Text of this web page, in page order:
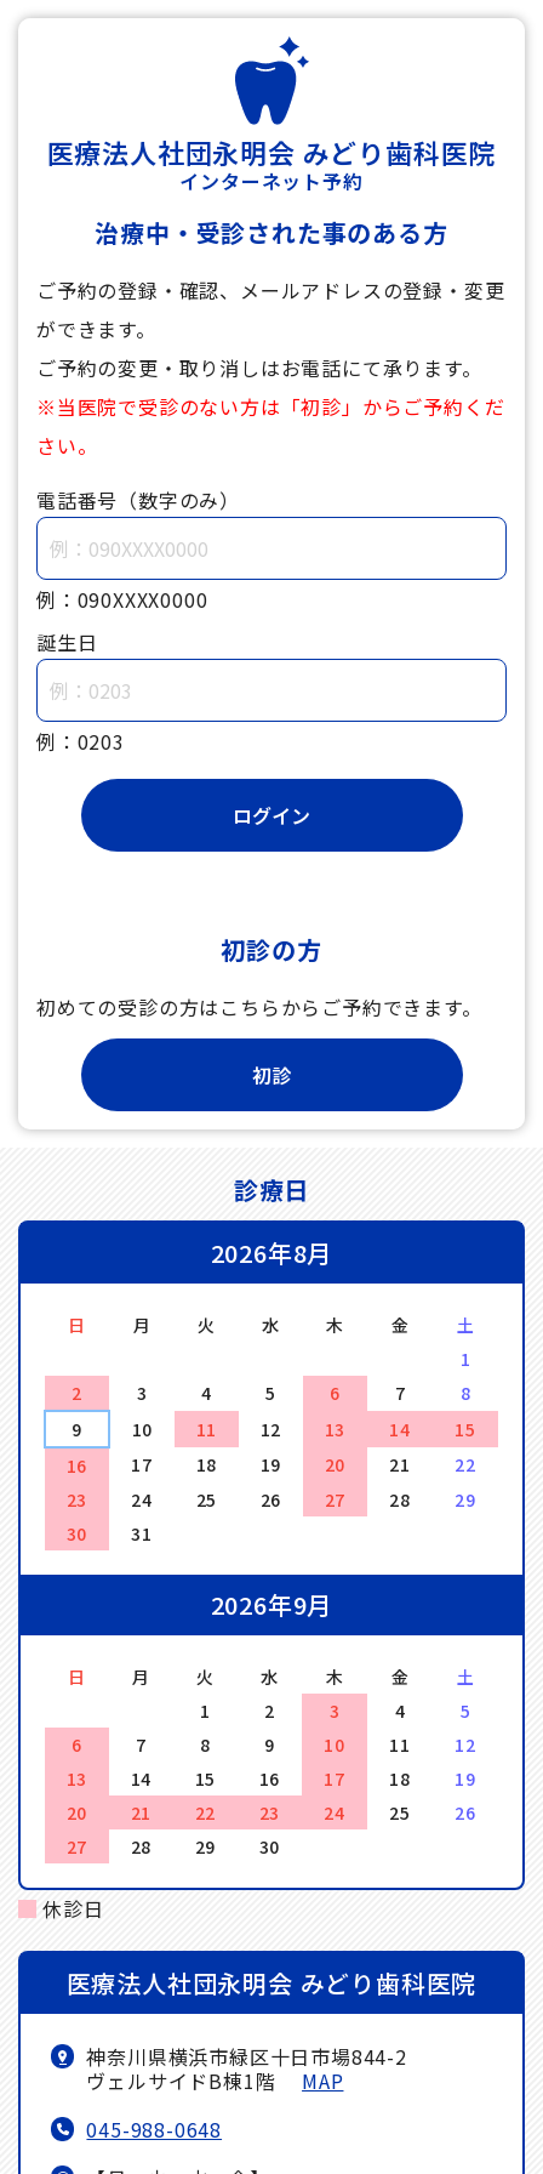
医療法人社団永明会 みどり歯科医院
インターネット予約
治療中・受診された事のある方
ご予約の登録・確認、メールアドレスの登録・変更
ができます。
ご予約の変更・取り消しはお電話にて承ります。
※当医院で受診のない方は「初診」からご予約くだ
さい。
電話番号（数字のみ）
例：090XXXX0000
誕生日
例：0203
初診の方
初めての受診の方はこちらからご予約できます。
診療日
2026年8月
日 月 火 水 木 金
土
1
2
3 4 5 6 7
8
9
10 11 12 13 14
15
16
17 18 19 20 21
22
23
24 25 26 27 28
29
30
31
2026年9月
日 月 火 水 木 金
土
1
2 3 4
5
6
7 8 9 10 11
12
13
14 15 16 17 18
19
20
21 22 23 24 25
26
27
28 29 30
休診日
医療法人社団永明会 みどり歯科医院
神奈川県横浜市緑区十日市場844-2
ヴェルサイドB棟1階 MAP
045-988-0648